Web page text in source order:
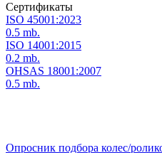
Сертификаты
ISO 45001:2023
0.5 mb.
ISO 14001:2015
0.2 mb.
OHSAS 18001:2007
0.5 mb.
Опросник подбора колес/